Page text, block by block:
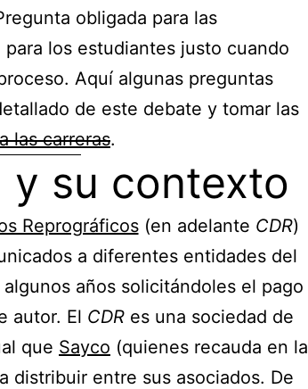
obligada para las
los estudiantes justo cuando
Aquí algunas preguntas
de este debate y tomar las
las carreras.
y su contexto
Reprográficos(en adelante CDR)
a diferentes entidades del
años solicitándoles el pago
autor. El CDR es una sociedad de
que Sayco (quienes recauda en la
distribuir entre sus asociados. De